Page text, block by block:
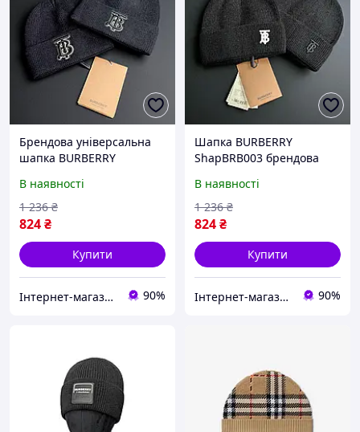
Брендова універсальна
шапка BURBERRY
зимова стильна новинка
для холодної погоди
В наявності
824₴
1 236 ₴
Купити
Інтернет-магазин ALL CLOTHES 90%
Шапка BURBERRY
ShapBRB003 брендова
для осінньо-зимового
сезону нового року
В наявності
824₴
1 236 ₴
Купити
Інтернет-магазин ALL CLOTHES 90%